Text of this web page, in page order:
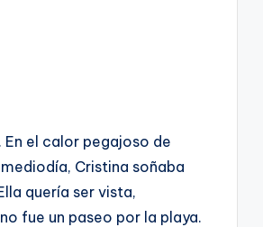
el calor pegajoso de
Cristina soñaba
quería ser vista,
fue un paseo por la playa.